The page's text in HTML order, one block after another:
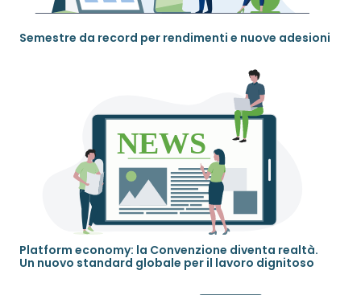
Semestre da record per rendimenti e nuove adesioni
Platform economy: la Convenzione diventa realtà.
Un nuovo standard globale per il lavoro dignitoso